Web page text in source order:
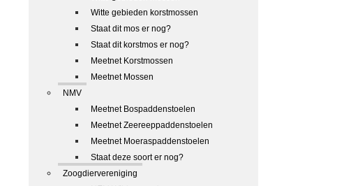
Witte gebieden korstmossen
Staat dit mos er nog?
Staat dit korstmos er nog?
Meetnet Korstmossen
Meetnet Mossen
NMV
Meetnet Bospaddenstoelen
Meetnet Zeereeppaddenstoelen
Meetnet Moeraspaddenstoelen
Staat deze soort er nog?
Zoogdiervereniging